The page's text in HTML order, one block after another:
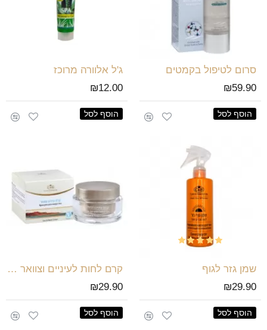
סרום לטיפול בקמטים
₪59.90
הוסף לסל
ג'ל אלוורה מרוכז
₪12.00
הוסף לסל
שמן גזר לגוף
₪29.90
הוסף לסל
קרם לחות לעיניים וצוואר - ים המלח
₪29.90
הוסף לסל